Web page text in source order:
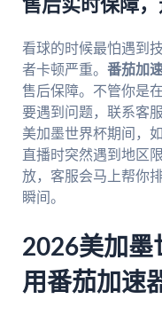
售后实时保障
看球的时候最怕遇到
者卡顿严重。 番茄加
售后保障。不管你是
要遇到问题，联系客
美加墨世界杯期间，
直播时突然遇到地区
放，客服会马上帮你
瞬间。
2026美加墨
用番茄加速